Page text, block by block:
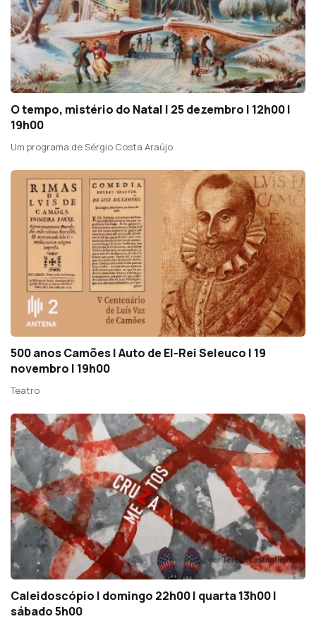
O tempo, mistério do Natal | 25 dezembro | 12h00 |
19h00
Um programa de Sérgio Costa Araújo
500 anos Camões | Auto de El-Rei Seleuco | 19
novembro | 19h00
Teatro
Caleidoscópio | domingo 22h00 | quarta 13h00 |
sábado 5h00